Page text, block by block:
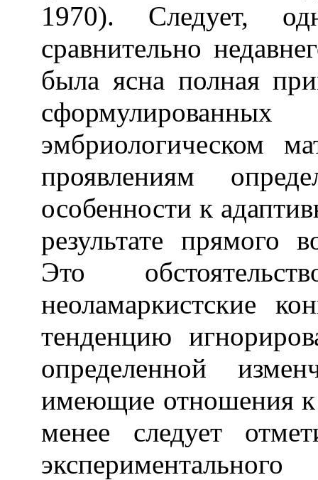
1970). Следует,
сравнительно
была ясна полная
эмбриологическом
проявлениям
особенности к
результате прямого
Это
неоламаркистские
тенденцию
определенной
имеющие отношения
менее следует